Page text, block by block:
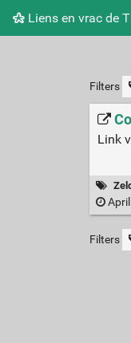
Liens en vrac de
Filters
Link
April
Filters